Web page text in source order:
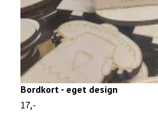
Bordkort - eget design
17,-